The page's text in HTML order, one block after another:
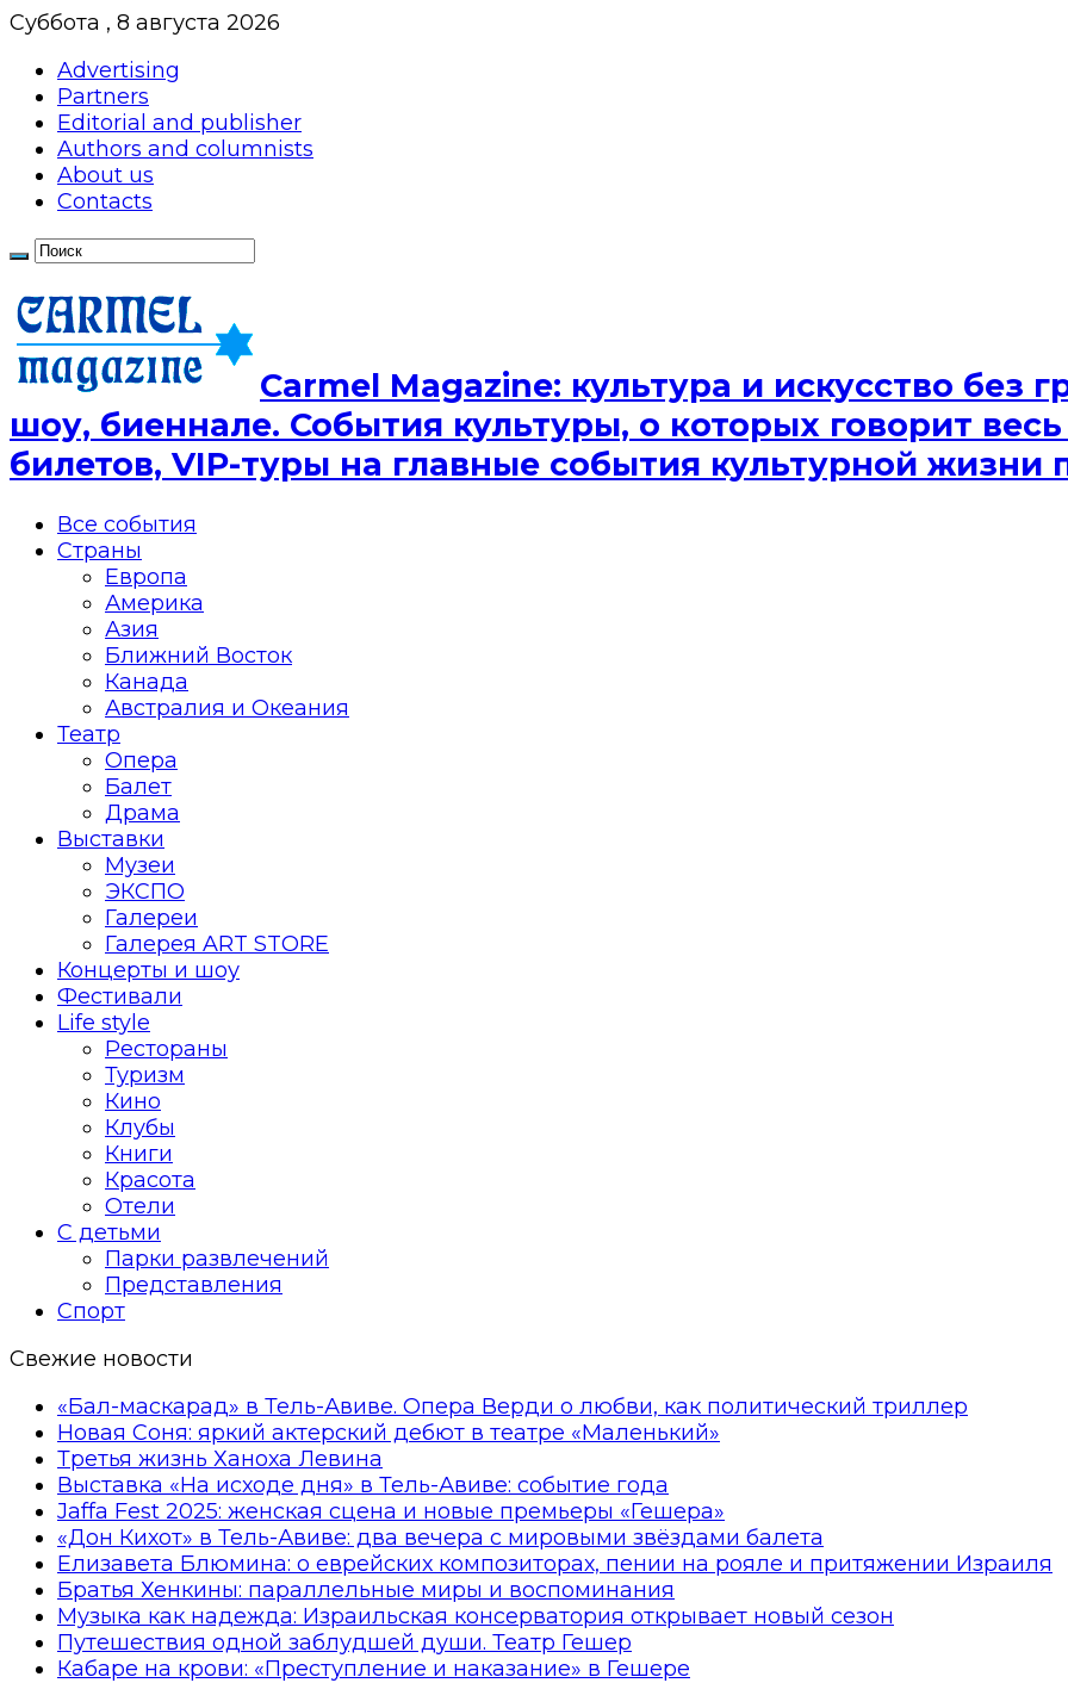
Суббота , 8 августа 2026
Advertising
Partners
Editorial and publisher
Authors and columnists
About us
Contacts
Сarmel Magazine: культура и искусство
шоу, биеннале. События культуры, о которых говорит
билетов, VIP-туры на главные события культурной жизни
Все события
Страны
Европа
Америка
Азия
Ближний Восток
Канада
Австралия и Океания
Театр
Опера
Балет
Драма
Выставки
Музеи
ЭКСПО
Галереи
Галерея ART STORE
Концерты и шоу
Фестивали
Life style
Рестораны
Туризм
Кино
Клубы
Книги
Красота
Отели
С детьми
Парки развлечений
Представления
Спорт
Свежие новости
«Бал-маскарад» в Тель-Авиве. Опера Верди о любви, как политический триллер
Новая Соня: яркий актерский дебют в театре «Маленький»
Третья жизнь Ханоха Левина
Выставка «На исходе дня» в Тель-Авиве: событие года
Jaffa Fest 2025: женская сцена и новые премьеры «Гешера»
«Дон Кихот» в Тель-Авиве: два вечера с мировыми звёздами балета
Елизавета Блюмина: о еврейских композиторах, пении на рояле и притяжении Израиля
Братья Хенкины: параллельные миры и воспоминания
Музыка как надежда: Израильская консерватория открывает новый сезон
Путешествия одной заблудшей души. Театр Гешер
Кабаре на крови: «Преступление и наказание» в Гешере